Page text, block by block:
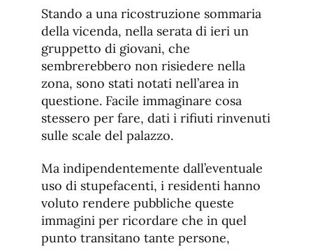
Stando a una ricostruzione sommaria
della vicenda, nella serata di ieri un
gruppetto di giovani, che
sembrerebbero non risiedere nella
zona, sono stati notati nell’area in
questione. Facile immaginare cosa
stessero per fare, dati i rifiuti rinvenuti
sulle scale del palazzo.
Ma indipendentemente dall’eventuale
uso di stupefacenti, i residenti hanno
voluto rendere pubbliche queste
immagini per ricordare che in quel
punto transitano tante persone,